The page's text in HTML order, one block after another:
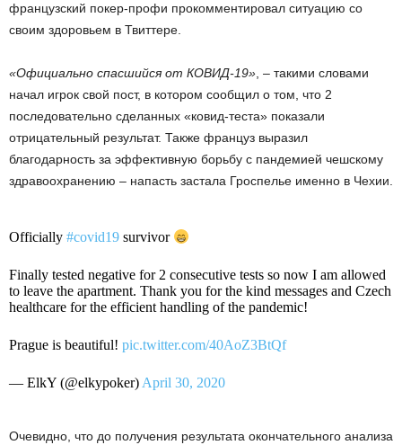
французский покер-профи прокомментировал ситуацию со
своим здоровьем в Твиттере.
«Официально спасшийся от КОВИД-19» , – такими словами
начал игрок свой пост, в котором сообщил о том, что 2
последовательно сделанных «ковид-теста» показали
отрицательный результат. Также француз выразил
благодарность за эффективную борьбу с пандемией чешскому
здравоохранению – напасть застала Гроспелье именно в Чехии.
Officially #covid19 survivor
Finally tested negative for 2 consecutive tests so now I am allowed
to leave the apartment. Thank you for the kind messages and Czech
healthcare for the efficient handling of the pandemic!
Prague is beautiful! pic.twitter.com/40AoZ3BtQf
— ElkY (@elkypoker)April 30, 2020
Очевидно, что до получения результата окончательного анализа